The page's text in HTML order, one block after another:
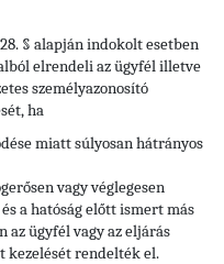
§ alapján indokolt esetben
elrendeli az ügyfél illetve
személyazonosító
ha
miatt súlyosan hátrányos
vagy véglegesen
a hatóság előtt ismert más
az ügyfél vagy az eljárás
kezelését rendelték el.